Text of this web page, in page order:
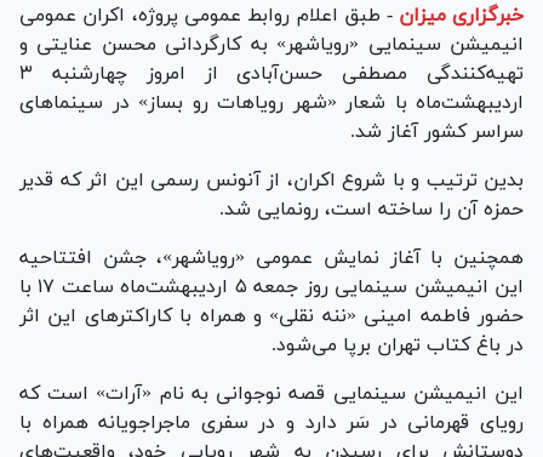
خبرگزاری میزان - طبق اعلام روابط عمومی پروژه، اکران عمومی
انیمیشن سینمایی «رویاشهر» به کارگردانی محسن عنایتی و
تهیه‌کنندگی مصطفی حسن‌آبادی از امروز چهارشنبه ۳
اردیبهشت‌ماه با شعار «شهر رویاهات رو بساز» در سینما‌های
سراسر کشور آغاز شد.
بدین ترتیب و با شروع اکران، از آنونس رسمی این اثر که قدیر
حمزه آن را ساخته است، رونمایی شد.
همچنین با آغاز نمایش عمومی «رویاشهر»، جشن افتتاحیه
این انیمیشن سینمایی روز جمعه ۵ اردیبهشت‌ماه ساعت ۱۷ با
حضور فاطمه امینی «ننه نقلی» و همراه با کاراکتر‌های این اثر
در باغ کتاب تهران برپا می‌شود.
این انیمیشن سینمایی قصه نوجوانی به نام «آرات» است که
رویای قهرمانی در سَر دارد و در سفری ماجراجویانه همراه با